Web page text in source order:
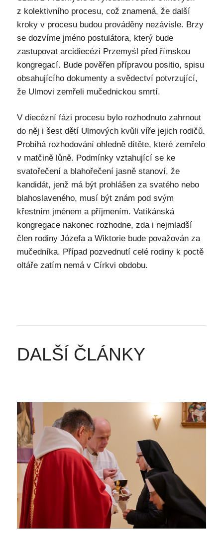
z kolektivního procesu, což znamená, že další
kroky v procesu budou prováděny nezávisle. Brzy
se dozvíme jméno postulátora, který bude
zastupovat arcidiecézi Przemyśl před římskou
kongregací. Bude pověřen přípravou positio, spisu
obsahujícího dokumenty a svědectví potvrzující,
že Ulmovi zemřeli mučednickou smrtí.
V diecézní fázi procesu bylo rozhodnuto zahrnout
do něj i šest dětí Ulmových kvůli víře jejich rodičů.
Probíhá rozhodování ohledně dítěte, které zemřelo
v matčině lůně. Podmínky vztahující se ke
svatořečení a blahořečení jasně stanoví, že
kandidát, jenž má být prohlášen za svatého nebo
blahoslaveného, musí být znám pod svým
křestním jménem a příjmením. Vatikánská
kongregace nakonec rozhodne, zda i nejmladší
člen rodiny Józefa a Wiktorie bude považován za
mučedníka. Případ pozvednutí celé rodiny k poctě
oltáře zatím nemá v Církvi obdobu.
DALŠÍ ČLÁNKY